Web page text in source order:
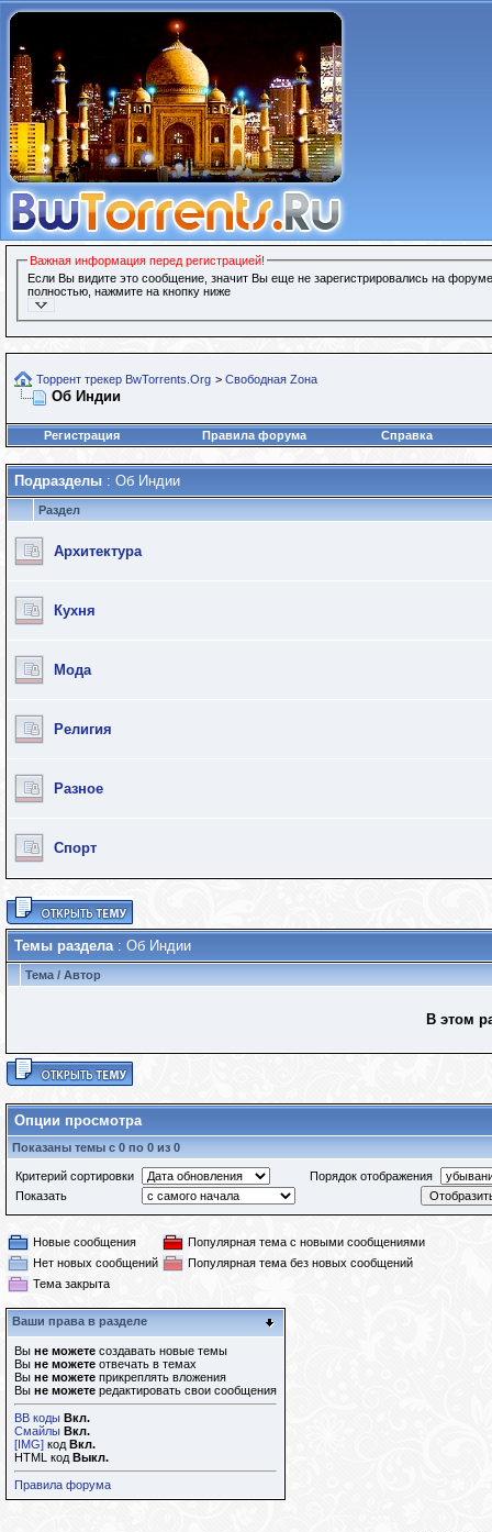
Важная информация перед регистрацией!
Если Вы видите это сообщение, значит Вы еще не зарегистрировались на
полностью, нажмите на кнопку ниже
Торрент трекер BwTorrents.Org > Свободная Zона
Об Индии
Регистрация Правила форума Справка
Подразделы : Об Индии
Раздел
Архитектура
Кухня
Мода
Религия
Разное
Спорт
Темы раздела: Об Индии
Тема / Автор
В этом
Опции просмотра
Показаны темы с 0 по 0 из 0
Критерий сортировки
Порядок отображения
Показать
Новые сообщения
Популярная тема с новыми сообщениями
Нет новых сообщений
Популярная тема без новых сообщений
Тема закрыта
Ваши права в разделе
Вы не можете создавать новые темы
Вы не можете отвечать в темах
Вы не можете прикреплять вложения
Вы не можете редактировать свои сообщения
BB коды Вкл.
Смайлы Вкл.
[IMG] код Вкл.
HTML код Выкл.
Правила форума